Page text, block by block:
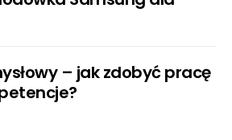
– jak zdobyć pracę